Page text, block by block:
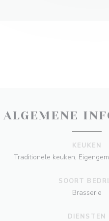
ALGEMENE
KEUKEN
Traditionele keuken,
SOORT
Brasserie
DIENSTEN